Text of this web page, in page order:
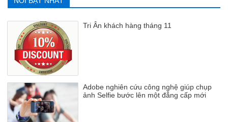
Tri Ân khách hàng tháng 11
Adobe nghiên cứu công nghệ giúp chụp
ảnh Selfie bước lên một đẳng cấp mới